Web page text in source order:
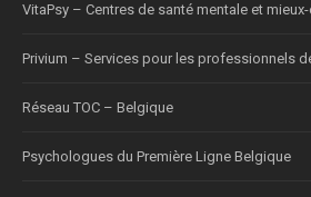
VitaPsy – Centres de santé mentale et
Privium – Services pour les professionnels
Réseau TOC – Belgique
Psychologues du Première Ligne Belgique